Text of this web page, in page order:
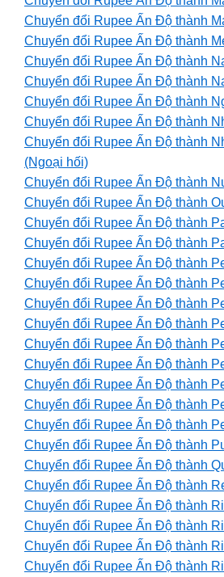
Chuyển đổi Rupee Ấn Độ thành
Chuyển đổi Rupee Ấn Độ thành
Chuyển đổi Rupee Ấn Độ thành
Chuyển đổi Rupee Ấn Độ thành
Chuyển đổi Rupee Ấn Độ thành
Chuyển đổi Rupee Ấn Độ thành
Chuyển đổi Rupee Ấn Độ thành
(Ngoại hối)
Chuyển đổi Rupee Ấn Độ thành
Chuyển đổi Rupee Ấn Độ thành
Chuyển đổi Rupee Ấn Độ thành
Chuyển đổi Rupee Ấn Độ thành
Chuyển đổi Rupee Ấn Độ thành
Chuyển đổi Rupee Ấn Độ thành
Chuyển đổi Rupee Ấn Độ thành
Chuyển đổi Rupee Ấn Độ thành
Chuyển đổi Rupee Ấn Độ thành
Chuyển đổi Rupee Ấn Độ thành
Chuyển đổi Rupee Ấn Độ thành
Chuyển đổi Rupee Ấn Độ thành
Chuyển đổi Rupee Ấn Độ thành
Chuyển đổi Rupee Ấn Độ thành
Chuyển đổi Rupee Ấn Độ thành
Chuyển đổi Rupee Ấn Độ thành
Chuyển đổi Rupee Ấn Độ thành
Chuyển đổi Rupee Ấn Độ thành
Chuyển đổi Rupee Ấn Độ thành
Chuyển đổi Rupee Ấn Độ thành